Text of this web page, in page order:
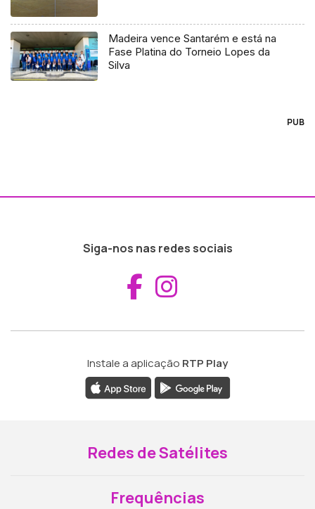
Madeira vence Santarém e está na
Fase Platina do Torneio Lopes da
Silva
PUB
Siga-nos nas redes sociais
Aceder ao
Instale a aplicação RTP Play
Redes de Satélites
Frequências